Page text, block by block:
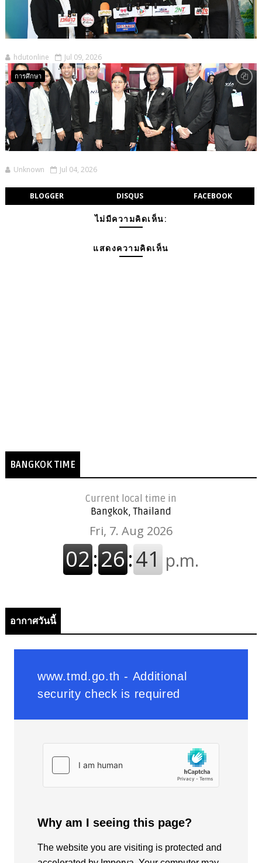
hdutonline Jul 09, 2026
การศึกษา
Unknown Jul 04, 2026
BLOGGER DISQUS FACEBOOK
ไม่มีความคิดเห็น:
แสดงความคิดเห็น
BANGKOK TIME
Current local time in
Bangkok, Thailand
อากาศวันนี้